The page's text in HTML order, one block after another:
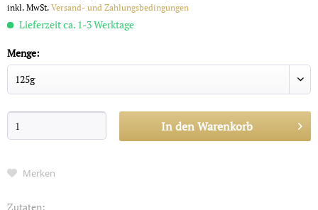
inkl. MwSt. Versand- und Zahlungsbedingungen
Lieferzeit ca. 1-3 Werktage
Menge:
In denWarenkorb
Merken
Zutaten: